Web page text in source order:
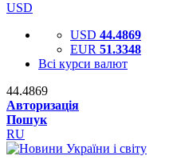
USD
USD 44.4869
EUR 51.3348
Всі курси валют
44.4869
Авторизація
Пошук
RU